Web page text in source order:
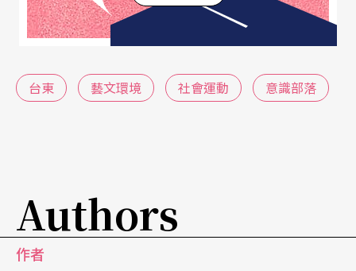
台東 藝文環境 社會運動 意識部落
Authors
作者